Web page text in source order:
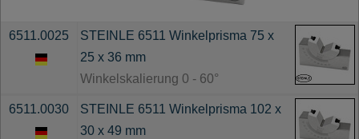
6511.0025
STEINLE 6511 Winkelprisma 75 x
25 x 36 mm
Winkelskalierung 0 - 60°
6511.0030
STEINLE 6511 Winkelprisma 102 x
30 x 49 mm